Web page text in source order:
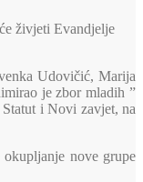
živjeti Evandjelje
Udovičić, Marija
je zbor mladih ”
i Novi zavjet, na
nove grupe